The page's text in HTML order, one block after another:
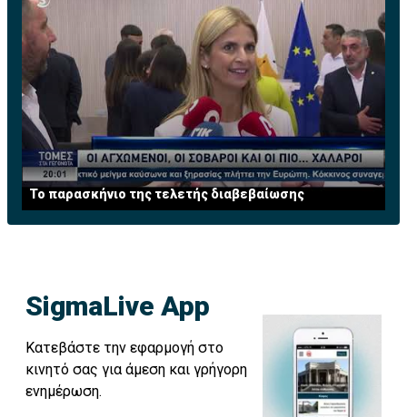
Το παρασκήνιο της τελετής διαβεβαίωσης
SigmaLive App
Κατεβάστε την εφαρμογή στο
κινητό σας για άμεση και γρήγορη
ενημέρωση.